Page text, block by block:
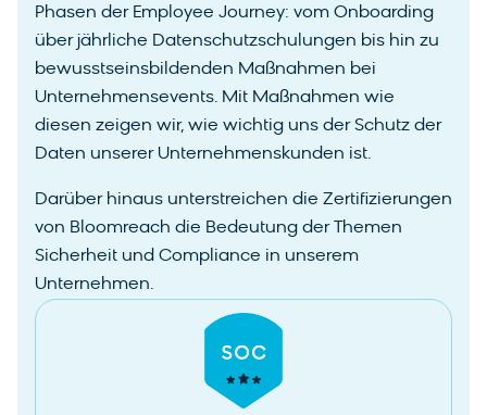
Phasen der Employee Journey: vom Onboarding
über jährliche Datenschutzschulungen bis hin zu
bewusstseinsbildenden Maßnahmen bei
Unternehmensevents. Mit Maßnahmen wie
diesen zeigen wir, wie wichtig uns der Schutz der
Daten unserer Unternehmenskunden ist.
Darüber hinaus unterstreichen die Zertifizierungen
von Bloomreach die Bedeutung der Themen
Sicherheit und Compliance in unserem
Unternehmen.